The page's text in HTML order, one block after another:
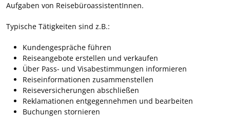
Aufgaben von ReisebüroassistentInnen.
Typische Tätigkeiten sind z.B.:
Kundengespräche führen
Reiseangebote erstellen und verkaufen
Über Pass- und Visabestimmungen informieren
Reiseinformationen zusammenstellen
Reiseversicherungen abschließen
Reklamationen entgegennehmen und bearbeiten
Buchungen stornieren